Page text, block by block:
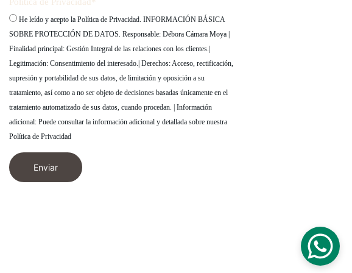
He leído y acepto la Política de Privacidad. INFORMACIÓN BÁSICA
SOBRE PROTECCIÓN DE DATOS. Responsable: Débora Cámara Moya |
Finalidad principal: Gestión Integral de las relaciones con los clientes.|
Legitimación: Consentimiento del interesado.| Derechos: Acceso, rectificación,
supresión y portabilidad de sus datos, de limitación y oposición a su
tratamiento, así como a no ser objeto de decisiones basadas únicamente en el
tratamiento automatizado de sus datos, cuando procedan. | Información
adicional: Puede consultar la información adicional y detallada sobre nuestra
Política de Privacidad
Enviar